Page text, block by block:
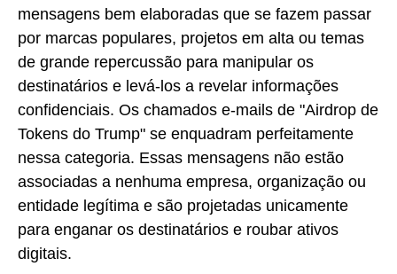
mensagens bem elaboradas que se fazem passar
por marcas populares, projetos em alta ou temas
de grande repercussão para manipular os
destinatários e levá-los a revelar informações
confidenciais. Os chamados e-mails de "Airdrop de
Tokens do Trump" se enquadram perfeitamente
nessa categoria. Essas mensagens não estão
associadas a nenhuma empresa, organização ou
entidade legítima e são projetadas unicamente
para enganar os destinatários e roubar ativos
digitais.